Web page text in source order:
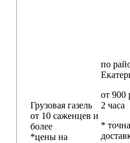
Грузовая газель
от 10 саженцев и
более
*цены на
по
от 900
2 часа
*